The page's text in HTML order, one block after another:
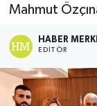
Mahmut
HABER
EDITÖR
ENGLISH